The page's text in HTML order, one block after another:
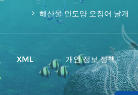
해산물 인도양 오징어 날개
XML 개인 정보 정책